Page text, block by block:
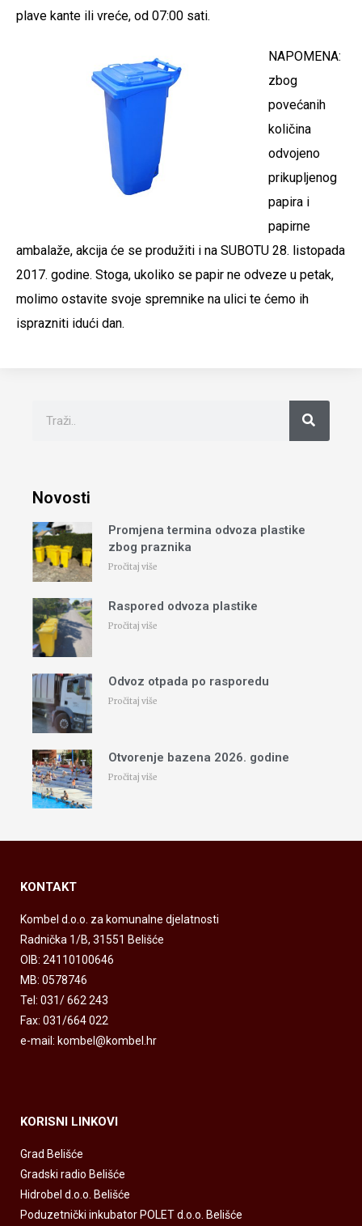
plave kante ili vreće, od 07:00 sati.
NAPOMENA:
zbog
povećanih
količina
odvojeno
prikupljenog
papira i
papirne
ambalaže, akcija će se produžiti i na SUBOTU 28. listopada
2017. godine. Stoga, ukoliko se papir ne odveze u petak,
molimo ostavite svoje spremnike na ulici te ćemo ih
isprazniti idući dan.
Novosti
Promjena termina odvoza plastike
zbog praznika
Pročitaj više
Raspored odvoza plastike
Pročitaj više
Odvoz otpada po rasporedu
Pročitaj više
Otvorenje bazena 2026. godine
Pročitaj više
KONTAKT
Kombel d.o.o. za komunalne djelatnosti
Radnička 1/B, 31551 Belišće
OIB: 24110100646
MB: 0578746
Tel: 031/ 662 243
Fax: 031/664 022
e-mail: kombel@kombel.hr
KORISNI LINKOVI
Grad Belišće
Gradski radio Belišće
Hidrobel d.o.o. Belišće
Poduzetnički inkubator POLET d.o.o. Belišće